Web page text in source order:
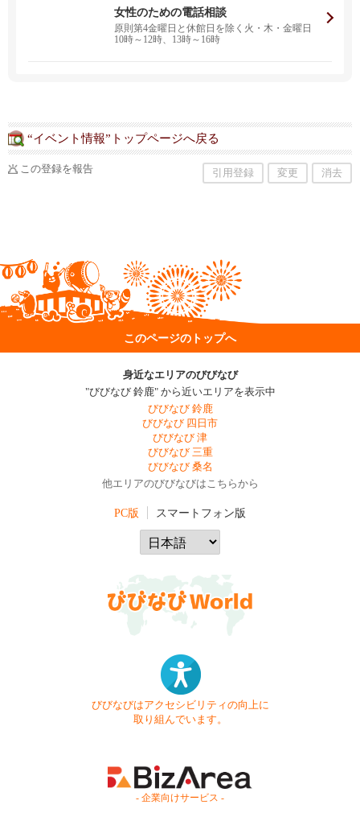
女性のための電話相談
原則第4金曜日と休館日を除く火・木・金曜日
10時～12時、13時～16時
“イベント情報”トップページへ戻る
この登録を報告 引用登録 変更 消去
このページのトップへ
身近なエリアのびびなび
"びびなび 鈴鹿" から近いエリアを表示中
びびなび 鈴鹿
びびなび 四日市
びびなび 津
びびなび 三重
びびなび 桑名
他エリアのびびなびはこちらから
PC版 スマートフォン版
びびなびはアクセシビリティの向上に
取り組んでいます。
- 企業向けサービス -